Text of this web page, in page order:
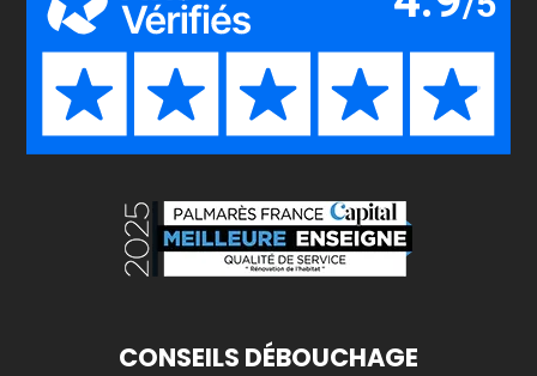
CONSEILS DÉBOUCHAGE